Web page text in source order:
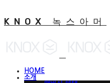
KNOX 녹스아머
HOME
소개